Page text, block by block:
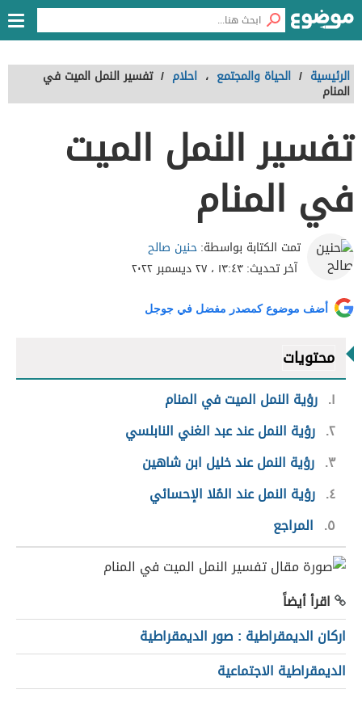
الرئيسية / الحياة والمجتمع ، احلام / تفسير النمل الميت في
المنام
تفسير النمل الميت
في المنام
تمت الكتابة بواسطة:حنين صالح
آخر تحديث:١٣:٤٣ ، ٢٧ ديسمبر ٢٠٢٢
أضف موضوع كمصدر مفضل في جوجل
محتويات
١ رؤية النمل الميت في المنام
٢ رؤية النمل عند عبد الغني النابلسي
٣ رؤية النمل عند خليل ابن شاهين
٤ رؤية النمل عند المُلا الإحسائي
٥
المراجع
اقرأ أيضاً
اركان الديمقراطية : صور الديمقراطية
الديمقراطية الاجتماعية